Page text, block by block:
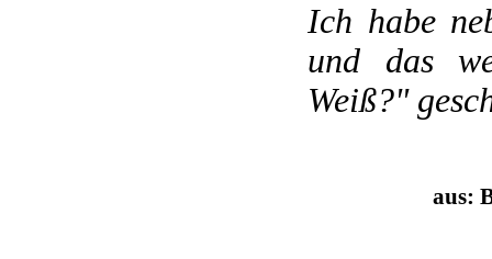
Ich habe
und das
Weiß?"
aus: